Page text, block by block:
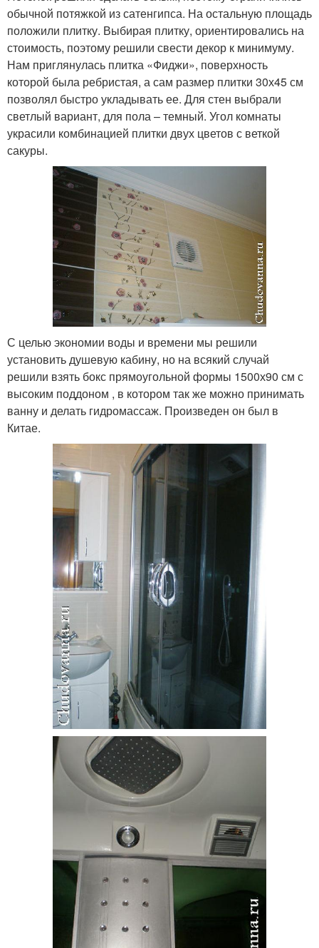
обычной потяжкой из сатенгипса. На остальную площадь
положили плитку. Выбирая плитку, ориентировались на
стоимость, поэтому решили свести декор к минимуму.
Нам приглянулась плитка «Фиджи», поверхность
которой была ребристая, а сам размер плитки 30х45 см
позволял быстро укладывать ее. Для стен выбрали
светлый вариант, для пола – темный. Угол комнаты
украсили комбинацией плитки двух цветов с веткой
сакуры.
С целью экономии воды и времени мы решили
установить душевую кабину, но на всякий случай
решили взять бокс прямоугольной формы 1500х90 см с
высоким поддоном , в котором так же можно принимать
ванну и делать гидромассаж. Произведен он был в
Китае.